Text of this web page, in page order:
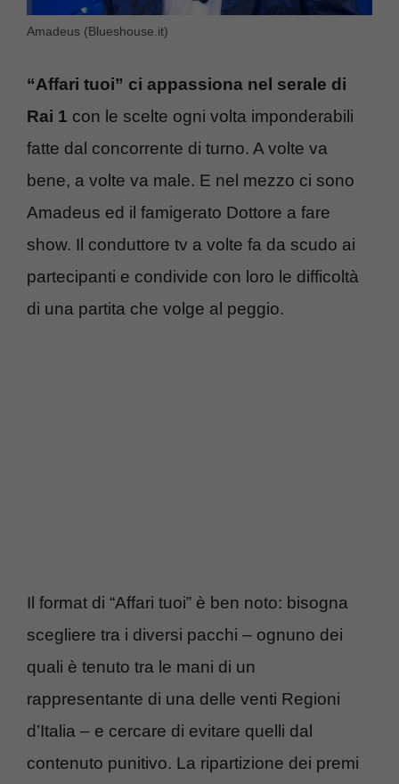
Amadeus (Blueshouse.it)
“Affari tuoi” ci appassiona nel serale di
Rai 1 con le scelte ogni volta imponderabili
fatte dal concorrente di turno. A volte va
bene, a volte va male. E nel mezzo ci sono
Amadeus ed il famigerato Dottore a fare
show. Il conduttore tv a volte fa da scudo ai
partecipanti e condivide con loro le difficoltà
di una partita che volge al peggio.
Il format di “Affari tuoi” è ben noto: bisogna
scegliere tra i diversi pacchi – ognuno dei
quali è tenuto tra le mani di un
rappresentante di una delle venti Regioni
d’Italia – e cercare di evitare quelli dal
contenuto punitivo. La ripartizione dei premi